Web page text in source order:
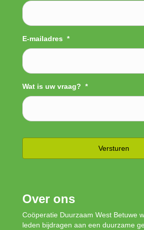
E-mailadres *
Wat is uw vraag? *
Over ons
Coöperatie Duurzaam West Betuwe
leden bijdragen aan een duurzame